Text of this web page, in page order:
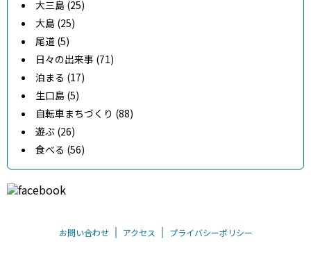
大三島 (25)
大島 (25)
尾道 (5)
日々の出来事 (71)
泊まる (17)
生口島 (5)
自転車まちづくり (88)
遊ぶ (26)
食べる (56)
お問い合わせ アクセス プライバシーポリシー